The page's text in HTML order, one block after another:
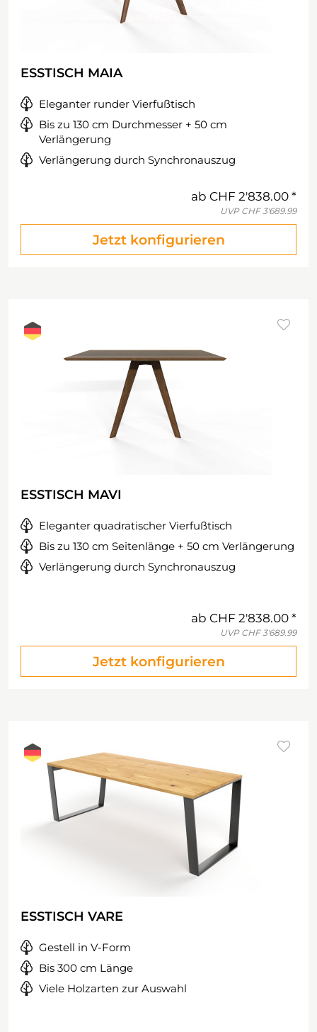
ESSTISCH MAIA
Eleganter runder Vierfußtisch
Bis zu 130 cm Durchmesser + 50 cm
Verlängerung
Verlängerung durch Synchronauszug
ab CHF 2'838.00
UVP CHF 3'689.99
Jetzt konfigurieren
ESSTISCH MAVI
Eleganter quadratischer Vierfußtisch
Bis zu 130 cm Seitenlänge + 50 cm Verlängerung
Verlängerung durch Synchronauszug
ab CHF 2'838.00
UVP CHF 3'689.99
Jetzt konfigurieren
ESSTISCH VARE
Gestell in V-Form
Bis 300 cm Länge
Viele Holzarten zur Auswahl